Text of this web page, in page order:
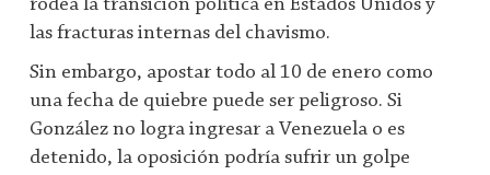
rodea la transición política en Estados Unidos y
las fracturas internas del chavismo.
Sin embargo, apostar todo al 10 de enero como
una fecha de quiebre puede ser peligroso. Si
González no logra ingresar a Venezuela o es
detenido, la oposición podría sufrir un golpe